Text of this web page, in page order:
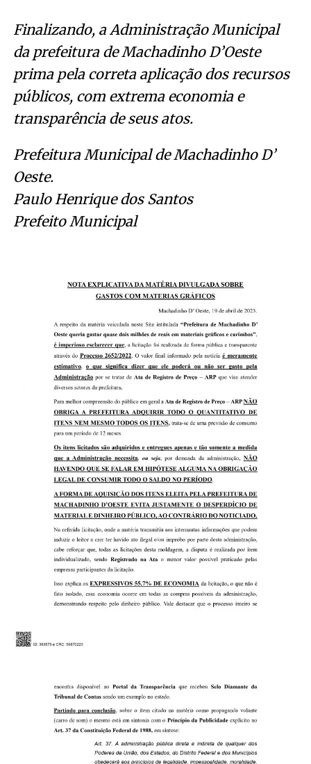
Finalizando, a Administração Municipal
da prefeitura de Machadinho D’Oeste
prima pela correta aplicação dos recursos
públicos, com extrema economia e
transparência de seus atos.
Prefeitura Municipal de Machadinho D’
Oeste.
Paulo Henrique dos Santos
Prefeito Municipal